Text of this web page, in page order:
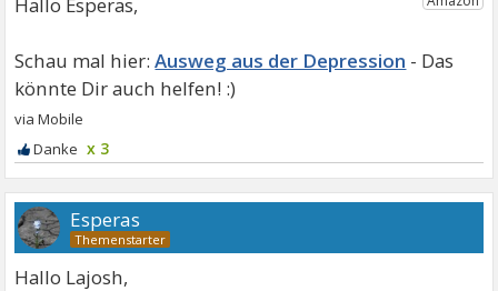
Ausweg aus der Depression
x 3
Esperas
Hallo Lajosh,